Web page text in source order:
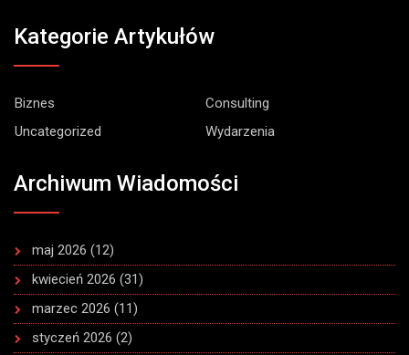
Kategorie Artykułów
Biznes
Consulting
Uncategorized
Wydarzenia
Archiwum Wiadomości
maj 2026 (12)
kwiecień 2026 (31)
marzec 2026 (11)
styczeń 2026 (2)